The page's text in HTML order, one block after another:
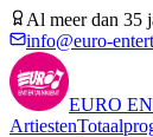
Al meer dan 35
info@euro-
EURO
Artiesten